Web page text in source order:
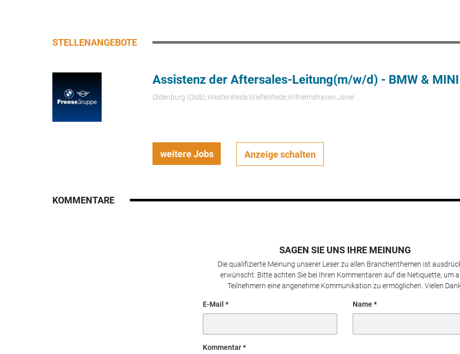
STELLENANGEBOTE
Assistenz der Aftersales-Leitung(m/w/d) - BMW & MINI
Oldenburg (Oldb);Westerstede;Wiefelstede;Wilhelmshaven;Jever
weitere Jobs Anzeige schalten
KOMMENTARE
SAGEN SIE UNS IHRE MEINUNG
Die qualifizierte Meinung unserer Leser zu allen Branchenthemen ist
erwünscht. Bitte achten Sie bei Ihren Kommentaren auf die Netiquette, um
Teilnehmern eine angenehme Kommunikation zu ermöglichen. Vielen
E-Mail Name
Kommentar